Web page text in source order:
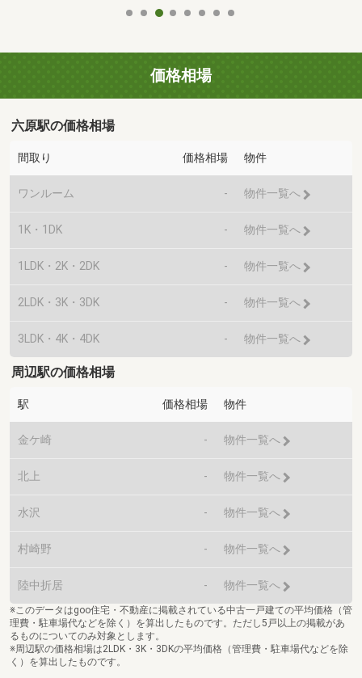
価格相場
六原駅の価格相場
間取り 価格相場 物件
ワンルーム - 物件一覧へ
1K・1DK - 物件一覧へ
1LDK・2K・2DK - 物件一覧へ
2LDK・3K・3DK - 物件一覧へ
3LDK・4K・4DK - 物件一覧へ
周辺駅の価格相場
駅 価格相場 物件
金ケ崎 - 物件一覧へ
北上 - 物件一覧へ
水沢 - 物件一覧へ
村崎野 - 物件一覧へ
陸中折居 - 物件一覧へ
※このデータはgoo住宅・不動産に掲載されている中古一戸建ての平均価格（管
理費・駐車場代などを除く）を算出したものです。ただし5戸以上の掲載があ
るものについてのみ対象とします。
※周辺駅の価格相場は2LDK・3K・3DKの平均価格（管理費・駐車場代などを除
く）を算出したものです。